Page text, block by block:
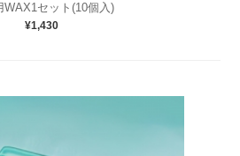
WAX1セット(10個入)
¥1,430